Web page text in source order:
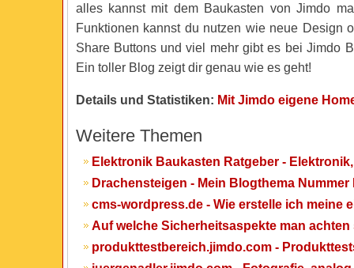
alles kannst mit dem Baukasten von Jimdo
Funktionen kannst du nutzen wie neue Design
Share Buttons und viel mehr gibt es bei Jimdo
Ein toller Blog zeigt dir genau wie es geht!
Details und Statistiken: Mit Jimdo eigene
Weitere Themen
Elektronik Baukasten Ratgeber -
Drachensteigen - Mein Blogthema Nummer
cms-wordpress.de - Wie erstelle ich meine
Auf welche Sicherheitsaspekte man
produkttestbereich.jimdo.com -